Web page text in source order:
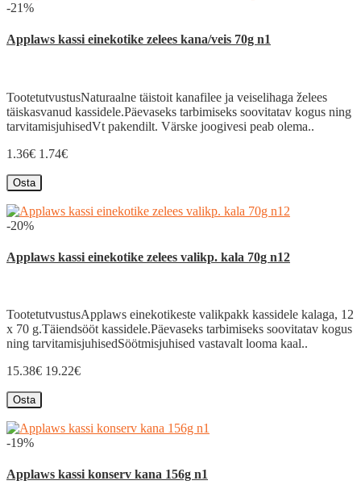
-21%
Applaws kassi einekotike zelees kana/veis 70g n1
TootetutvustusNaturaalne täistoit kanafilee ja veiselihaga želees
täiskasvanud kassidele.Päevaseks tarbimiseks soovitatav kogus ning
tarvitamisjuhisedVt pakendilt. Värske joogivesi peab olema..
1.36€ 1.74€
Osta
-20%
Applaws kassi einekotike zelees valikp. kala 70g n12
TootetutvustusApplaws einekotikeste valikpakk kassidele kalaga, 12
x 70 g.Täiendsööt kassidele.Päevaseks tarbimiseks soovitatav kogus
ning tarvitamisjuhisedSöötmisjuhised vastavalt looma kaal..
15.38€ 19.22€
Osta
-19%
Applaws kassi konserv kana 156g n1